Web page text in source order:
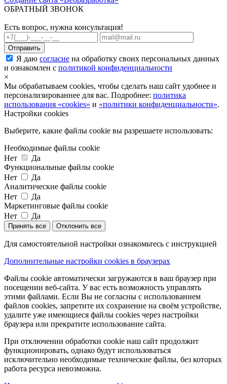
ОБРАТНЫЙ ЗВОНОК
Есть вопрос, нужна консультация!
Я даю согласие на обработку своих персональных данных
и ознакомлен с политикой конфиденциальности
×
Мы обрабатываем cookies, чтобы сделать наш сайт удобнее и
персонализированнее для вас. Подробнее: политика
использования «cookies» и «политики конфиденциальности».
Настройки cookies
Выберите, какие файлы cookie вы разрешаете использовать:
Необходимые файлы cookie
Нет
Да
Функциональные файлы cookie
Нет
Да
Аналитические файлы cookie
Нет
Да
Маркетинговые файлы cookie
Нет
Да
Принять все Отклонить все
Для самостоятельной настройки ознакомьтесь с инструкцией
Дополнительные настройки cookies в браузерах
Файлы cookie автоматически загружаются в ваш браузер при
посещении веб-сайта. У вас есть возможность управлять
этими файлами. Если Вы не согласны с использованием
файлов cookies, запретите их сохранение на своём устройстве,
удалите уже имеющиеся файлы cookies через настройки
браузера или прекратите использование сайта.
При отключении обработки cookie наш сайт продолжит
функционировать, однако будут использоваться
исключительно необходимые технические файлы, без которых
работа ресурса невозможна.